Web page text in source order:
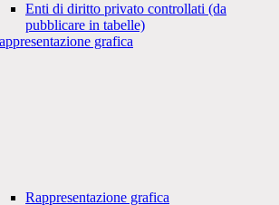
Enti di diritto privato controllati (da
pubblicare in tabelle)
grafica
Rappresentazione grafica